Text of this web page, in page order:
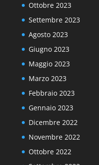
Ottobre 2023
Settembre 2023
Agosto 2023
Giugno 2023
Maggio 2023
Marzo 2023
Febbraio 2023
Gennaio 2023
Dicembre 2022
Novembre 2022
Ottobre 2022